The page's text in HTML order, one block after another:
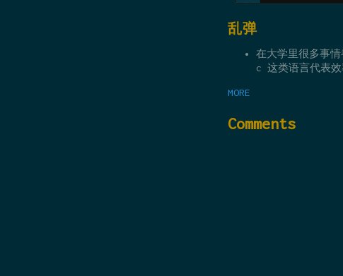
乱弹
在大学里很多事
c 这类语言代表
MORE
Comments